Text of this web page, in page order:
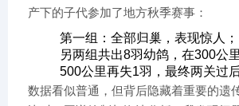
产下的子代参加了地方秋季赛事：
第一组：全部归巢，表现惊人；
另两组共出8羽幼鸽，在300公
500公里再失1羽，最终两关过
数据看似普通，但背后隐藏着重要的遗